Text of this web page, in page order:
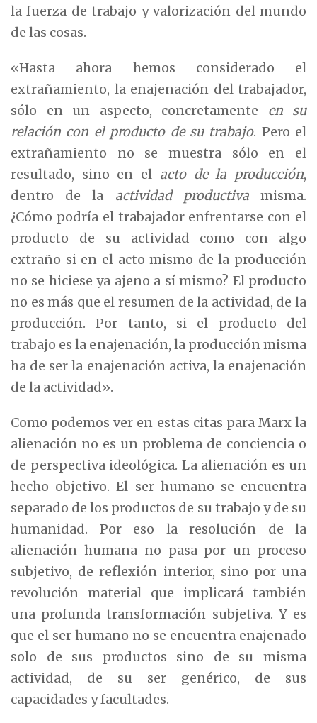
la fuerza de trabajo y valorización del mundo
de las cosas.
«Hasta ahora hemos considerado el
extrañamiento, la enajenación del trabajador,
sólo en un aspecto, concretamente en su
relación con el producto de su trabajo. Pero el
extrañamiento no se muestra sólo en el
resultado, sino en el acto de la producción,
dentro de la actividad productivamisma.
¿Cómo podría el trabajador enfrentarse con el
producto de su actividad como con algo
extraño si en el acto mismo de la producción
no se hiciese ya ajeno a sí mismo? El producto
no es más que el resumen de la actividad, de la
producción. Por tanto, si el producto del
trabajo es la enajenación, la producción misma
ha de ser la enajenación activa, la enajenación
de la actividad».
Como podemos ver en estas citas para Marx la
alienación no es un problema de conciencia o
de perspectiva ideológica. La alienación es un
hecho objetivo. El ser humano se encuentra
separado de los productos de su trabajo y de su
humanidad. Por eso la resolución de la
alienación humana no pasa por un proceso
subjetivo, de reflexión interior, sino por una
revolución material que implicará también
una profunda transformación subjetiva. Y es
que el ser humano no se encuentra enajenado
solo de sus productos sino de su misma
actividad, de su ser genérico, de sus
capacidades y facultades.